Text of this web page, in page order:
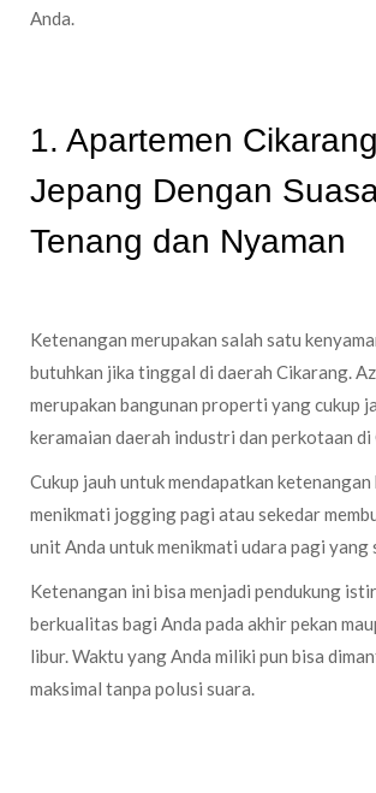
Anda.
1. Apartemen
Jepang Dengan
Tenang dan Nyaman
Ketenangan merupakan salah satu
butuhkan jika tinggal di daerah Cikarang.
merupakan bangunan properti yang cukup
keramaian daerah industri dan perkotaan di
Cukup jauh untuk mendapatkan
menikmati jogging pagi atau sekedar
unit Anda untuk menikmati udara pagi yang
Ketenangan ini bisa menjadi pendukung
berkualitas bagi Anda pada akhir pekan
libur. Waktu yang Anda miliki pun bisa
maksimal tanpa polusi suara.